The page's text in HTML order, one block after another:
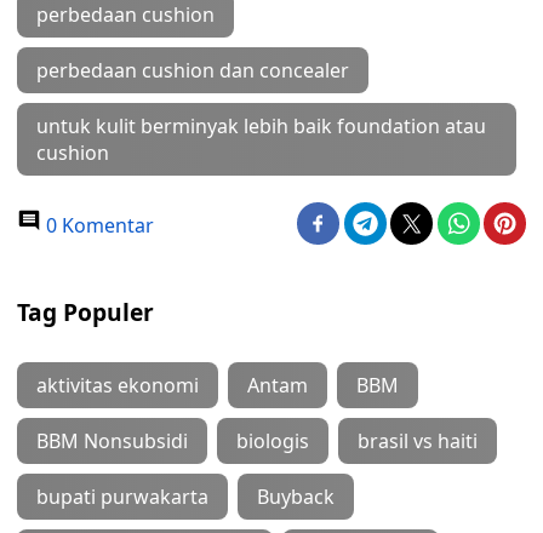
perbedaan cushion
perbedaan cushion dan concealer
untuk kulit berminyak lebih baik foundation atau
cushion
0 Komentar
Tag Populer
aktivitas ekonomi Antam BBM
BBM Nonsubsidi biologis brasil vs haiti
bupati purwakarta Buyback